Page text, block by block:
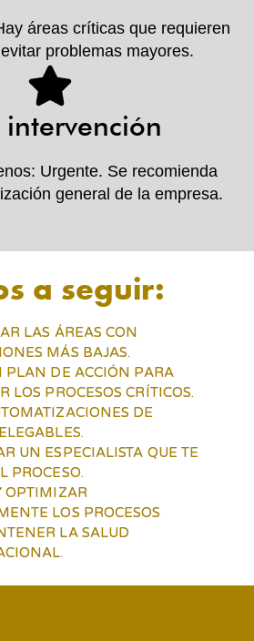
áreas críticas que requieren
problemas mayores.
intervención
Urgente. Se recomienda
general de la empresa.
a seguir:
LAS ÁREAS CON
MÁS BAJAS.
PLAN DE ACCIÓN PARA
LOS PROCESOS CRÍTICOS.
DE
UN ESPECIALISTA QUE TE
PROCESO.
OPTIMIZAR
LOS PROCESOS
LA SALUD